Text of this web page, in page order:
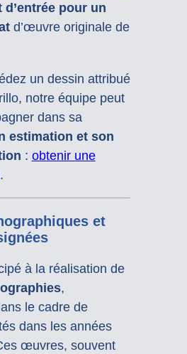
d’entrée pour un
d’œuvre originale de
un dessin attribué
notre équipe peut
dans sa
estimation et son
: obtenir une
.
et
à la réalisation de
,
le cadre de
dans les années
œuvres, souvent